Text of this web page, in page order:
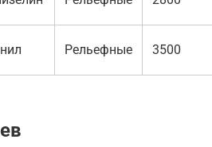
Рельефные 3500